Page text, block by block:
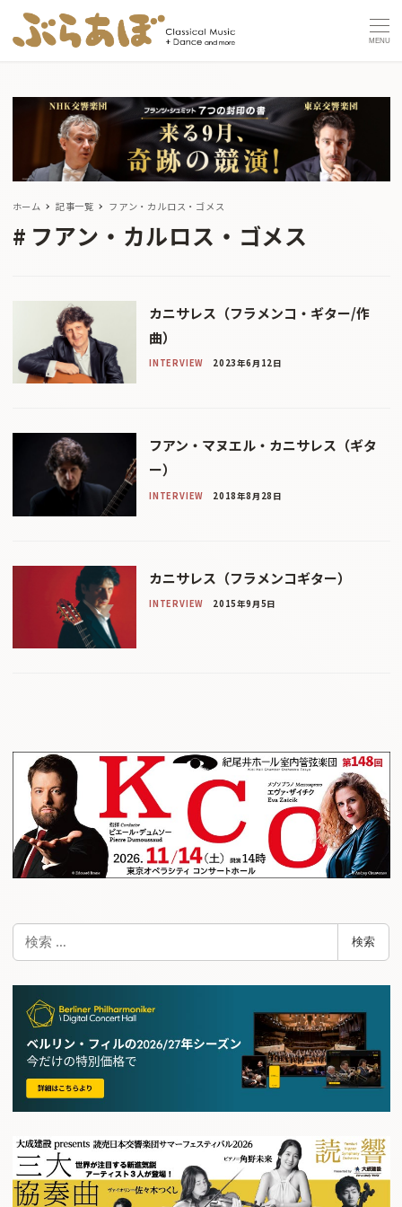
MENU
ホーム 記事一覧 フアン・カルロス・ゴメス
フアン・カルロス・ゴメス
カニサレス（フラメンコ・ギター/作
曲）
INTERVIEW 2023年6月12日
フアン・マヌエル・カニサレス（ギタ
ー）
INTERVIEW 2018年8月28日
カニサレス（フラメンコギター）
INTERVIEW 2015年9月5日
検
検索